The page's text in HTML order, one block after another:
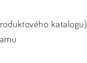
katalogu)